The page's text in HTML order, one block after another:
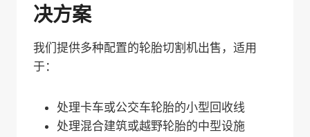
决方案
我们提供多种配置的轮胎切割机出售，适用
于：
处理卡车或公交车轮胎的小型回收线
处理混合建筑或越野轮胎的中型设施